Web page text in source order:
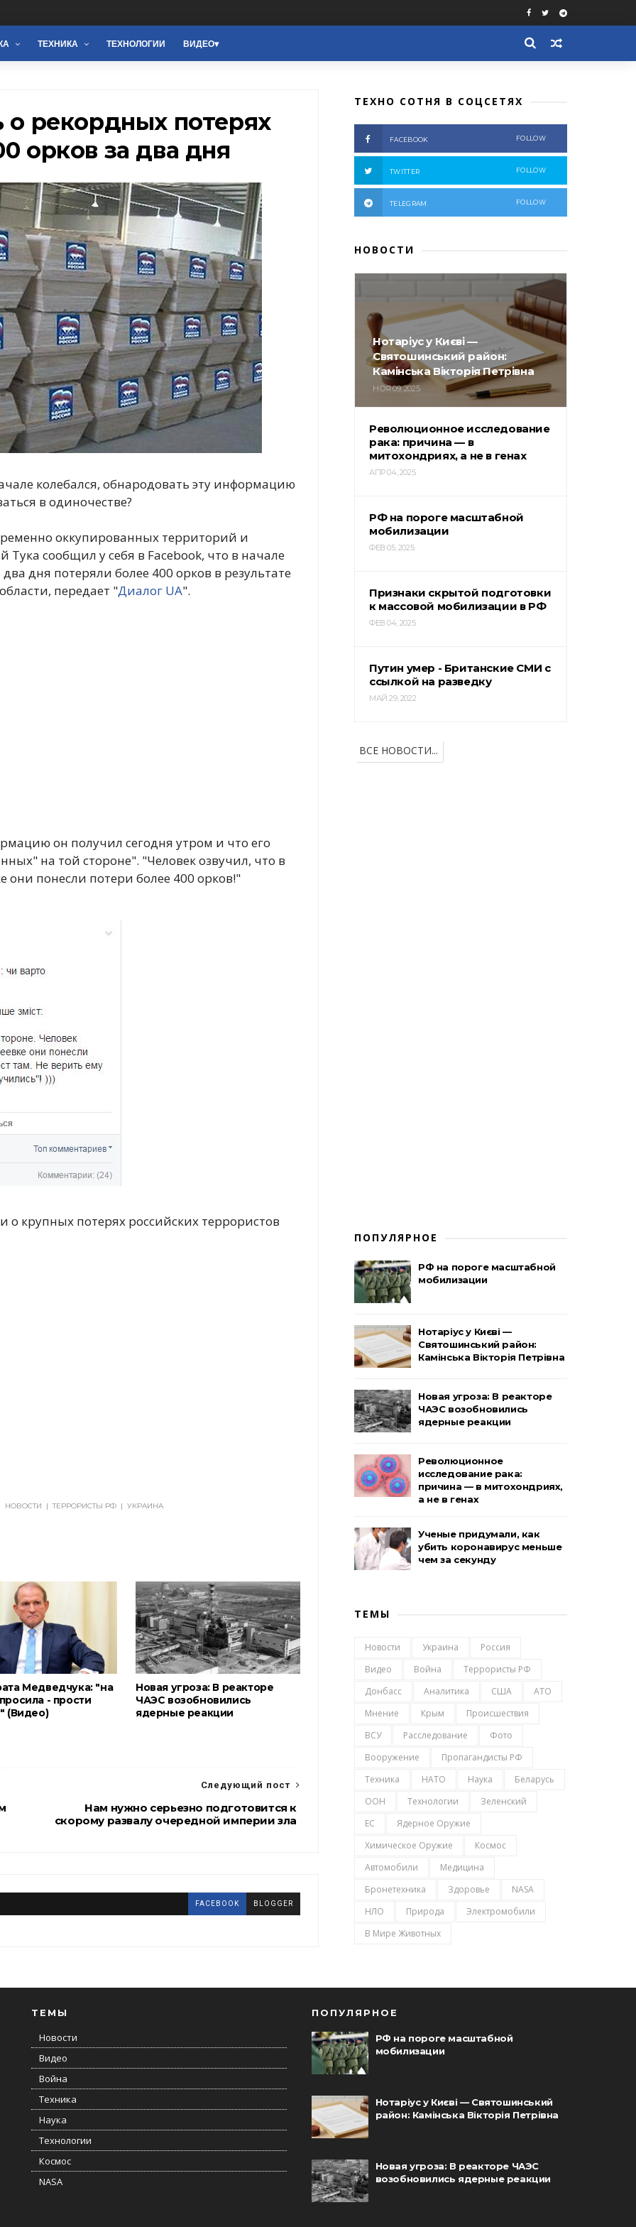
ТЕХНИКА ТЕХНОЛОГИИ ВИДЕО
рекордных потерях
орков за два дня
колебался, обнародовать эту информацию
в одиночестве?
оккупированных территорий и
сообщил у себя в Facebook, что в начале
дня потеряли более 400 орков в результате
передает "Диалог UA".
он получил сегодня утром и что его
на той стороне". "Человек озвучил, что в
они понесли потери более 400 орков!"
о крупных потерях российских террористов
НОВОСТИ | ТЕРРОРИСТЫ РФ | УКРАИНА
Медведчука: "на
- прости
(Видео)
Новая угроза: В реакторе
ЧАЭС возобновились
ядерные реакции
Следующий пост
Нам нужно серьезно подготовится к
скорому развалу очередной империи зла
FACEBOOK BLOGGER
ТЕХНО СОТНЯ В СОЦСЕТЯХ
FACEBOOK FOLLOW
TWITTER FOLLOW
TELEGRAM FOLLOW
НОВОСТИ
Нотаріус у Києві —
Святошинський район:
Камінська Вікторія Петрівна
НОЯ 09, 2025
Революционное исследование
рака: причина — в
митохондриях, а не в генах
АПР 04, 2025
РФ на пороге масштабной
мобилизации
ФЕВ 05, 2025
Признаки скрытой подготовки
к массовой мобилизации в РФ
ФЕВ 04, 2025
Путин умер - Британские СМИ с
ссылкой на разведку
МАЙ 29, 2022
ВСЕ НОВОСТИ...
ПОПУЛЯРНОЕ
РФ на пороге масштабной
мобилизации
Нотаріус у Києві —
Святошинський район:
Камінська Вікторія Петрівна
Новая угроза: В реакторе
ЧАЭС возобновились
ядерные реакции
Революционное
исследование рака:
причина — в митохондриях,
а не в генах
Ученые придумали, как
убить коронавирус меньше
чем за секунду
ТЕМЫ
Новости Украина
Россия
Видео
Война
Террористы РФ
Донбасс
Аналитика США
АТО
Мнение
Крым
Происшествия
ВСУ
Расследование
Фото
Вооружение
Пропагандисты РФ
Техника
НАТО Наука
Беларусь
ООН
Технологии
Зеленский
ЕС
Ядерное Оружие
Химическое Оружие
Космос
Автомобили
Медицина
Бронетехника
Здоровье
NASA
НЛО
Природа
Электромобили
В Мире Животных
ТЕМЫ
Новости
Видео
Война
Техника
Наука
Технологии
Космос
NASA
ПОПУЛЯРНОЕ
РФ на пороге масштабной
мобилизации
Нотаріус у Києві — Святошинський
район: Камінська Вікторія Петрівна
Новая угроза: В реакторе ЧАЭС
возобновились ядерные реакции